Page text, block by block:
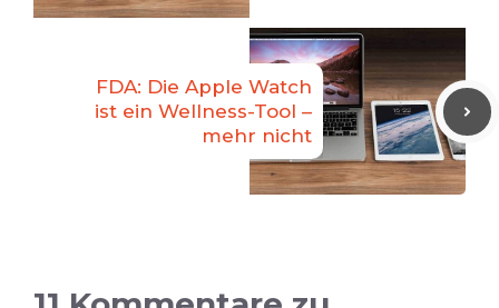
FDA: Die Apple Watch
ist ein Wellness-Tool –
mehr nicht